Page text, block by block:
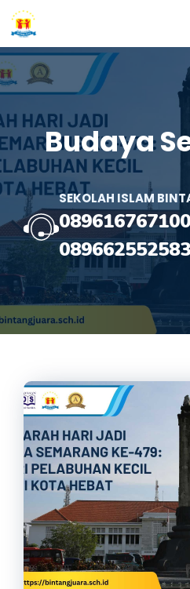
Skip
to
content
Budaya
SEKOLAH ISLAM
089616767100
089662552583